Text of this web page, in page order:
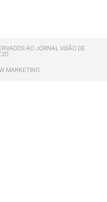
AO JORNAL VISÃO DE
MARKETING.